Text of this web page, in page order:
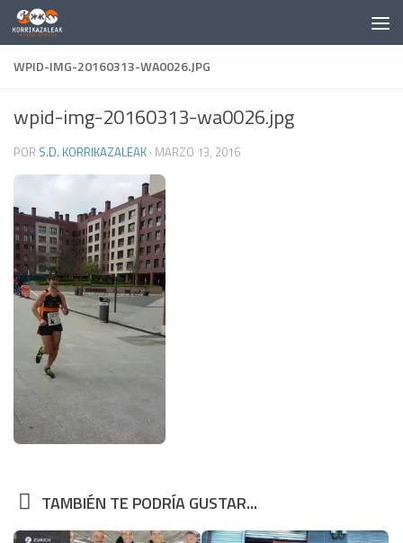
Saltar al contenido
WPID-IMG-20160313-WA0026.JPG
wpid-img-20160313-wa0026.jpg
POR S.D. KORRIKAZALEAK · MARZO 13, 2016
TAMBIÉN TE PODRÍA GUSTAR...